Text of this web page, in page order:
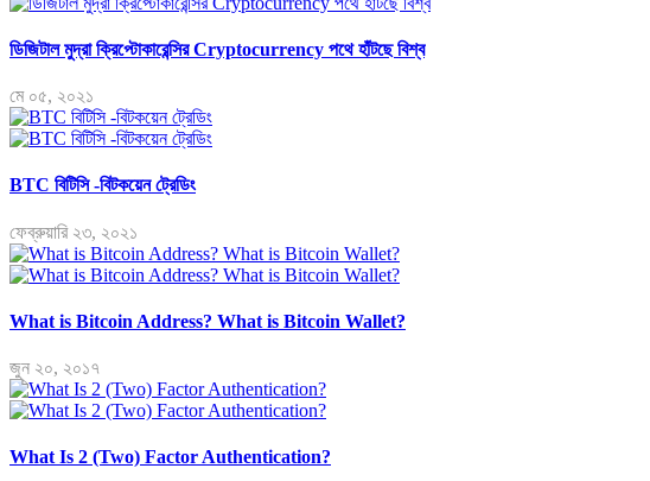
ডিজিটাল মুদ্রা ক্রিপ্টোকারেন্সির Cryptocurrency পথে হাঁটছে বিশ্ব
মে ০৫, ২০২১
BTC বিটিসি -বিটকয়েন ট্রেডিং
ফেব্রুয়ারি ২৩, ২০২১
What is Bitcoin Address? What is Bitcoin Wallet?
জুন ২০, ২০১৭
What Is 2 (Two) Factor Authentication?